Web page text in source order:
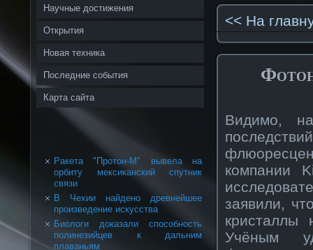
Научные достижения
Открытия
Новая техника
Последние события
Карта сайта
Ракета "Протон-М" вывела на
орбиту мексиканский спутник
связи
В Чехии найдено древнейшее
произведение искусства
Биологи доказали способность
полинезийцев к дальним
плаваньям
<< На
Видимо,
компании
заявили,
кристаллы
Учёным